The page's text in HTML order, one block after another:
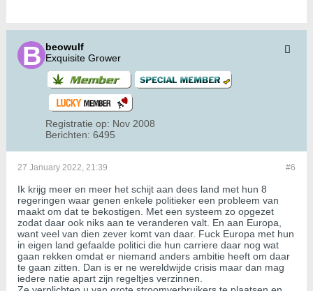
beowulf
Exquisite Grower
Registratie op: Nov 2008
Berichten: 6495
#6
27 January 2022, 21:39
Ik krijg meer en meer het schijt aan dees land met hun 8
regeringen waar genen enkele politieker een probleem van
maakt om dat te bekostigen. Met een systeem zo opgezet
zodat daar ook niks aan te veranderen valt. En aan Europa,
want veel van dien zever komt van daar. Fuck Europa met hun
in eigen land gefaalde politici die hun carriere daar nog wat
gaan rekken omdat er niemand anders ambitie heeft om daar
te gaan zitten. Dan is er ne wereldwijde crisis maar dan mag
iedere natie apart zijn regeltjes verzinnen.